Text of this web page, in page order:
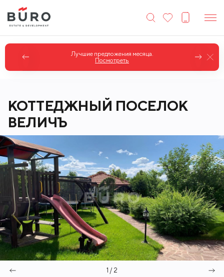
Коттеджи в классическом стиле.
Посмотреть
КОТТЕДЖНЫЙ ПОСЕЛОК
ВЕЛИЧЪ
1 / 2